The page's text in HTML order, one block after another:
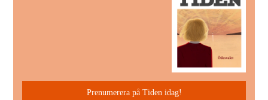
Prenumerera på Tiden idag!